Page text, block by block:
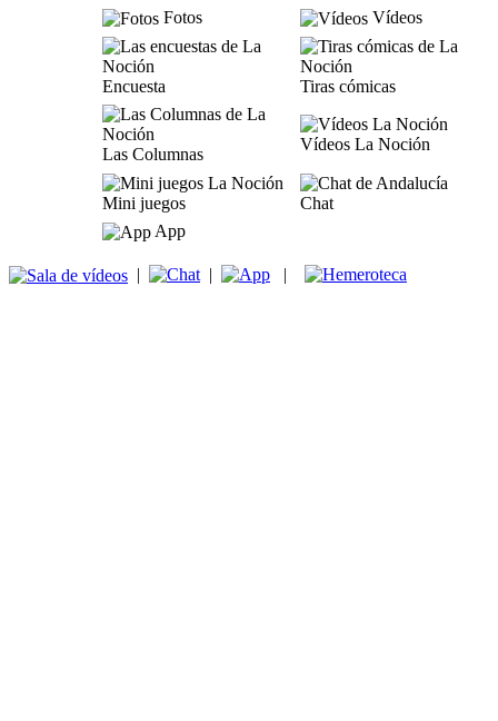
Fotos
Vídeos
Encuesta Tiras cómicas
Las Columnas
Vídeos La Noción
Mini juegos
Chat
App
| | |